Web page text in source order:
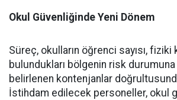
Okul Güvenliğinde Yeni Dönem
Süreç, okulların öğrenci sayısı, fiziki
bulundukları bölgenin risk
belirlenen kontenjanlar
İstihdam edilecek personeller, okul